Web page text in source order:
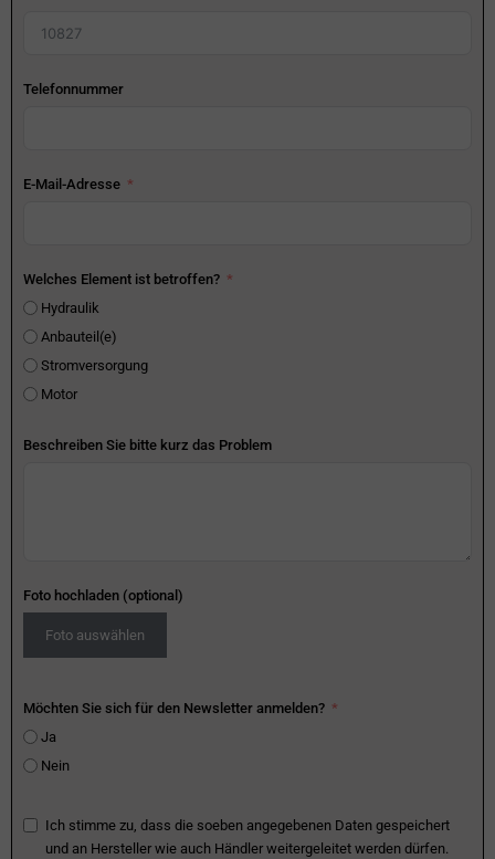
Telefonnummer
E-Mail-Adresse
Welches Element ist betroffen?
Hydraulik
Anbauteil(e)
Stromversorgung
Motor
Beschreiben Sie bitte kurz das Problem
Foto hochladen (optional)
Foto auswählen
Möchten Sie sich für den Newsletter anmelden?
Ja
Nein
Ich stimme zu, dass die soeben angegebenen Daten gespeichert
und an Hersteller wie auch Händler weitergeleitet werden dürfen.